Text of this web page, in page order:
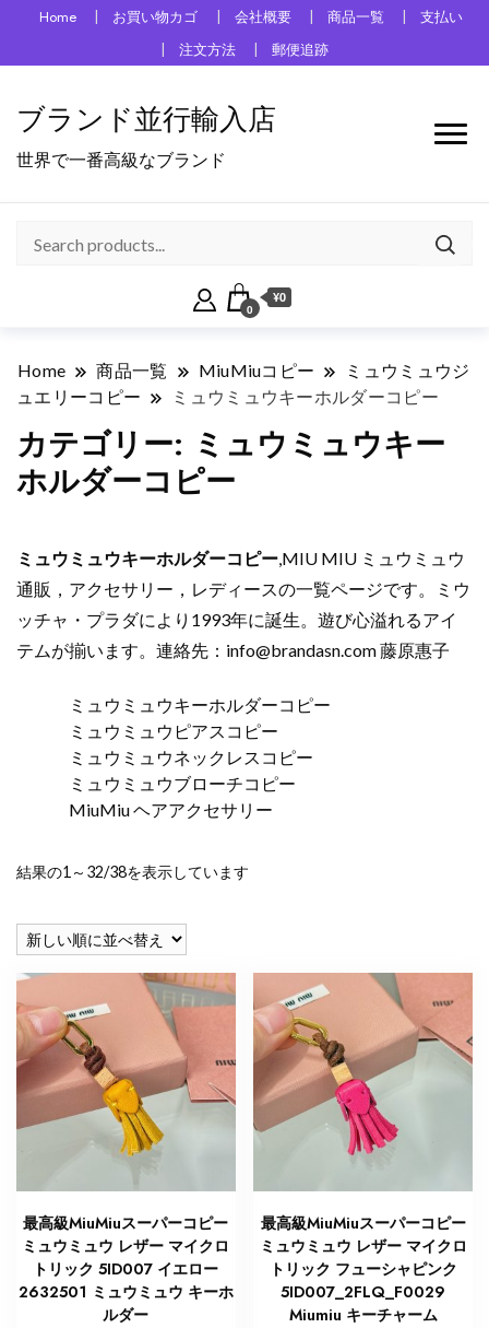
Home お買い物カゴ 会社概要 商品一覧
支払い
注文方法
郵便追跡
ブランド並行輸入店
世界で一番高級なブランド
0
¥0
Home 商品一覧 MiuMiuコピー
ミュウミュウジ
ュエリーコピー
ミュウミュウキーホルダーコピー
カテゴリー: ミュウミュウキー
ホルダーコピー
ミュウミュウキーホルダーコピー,MIU MIU ミュウミュウ
通販，アクセサリー，レディースの一覧ページです。ミウ
ッチャ・プラダにより1993年に誕生。遊び心溢れるアイ
テムが揃います。連絡先： info@brandasn.com藤原惠子
ミュウミュウキーホルダーコピー
ミュウミュウピアスコピー
ミュウミュウネックレスコピー
ミュウミュウブローチコピー
MiuMiu ヘアアクセサリー
結果の1～32/38を表示しています
最高級MiuMiuスーパーコピー
ミュウミュウ レザー マイクロ
トリック 5ID007 イエロー
2632501 ミュウミュウ キーホ
ルダー
最高級MiuMiuスーパーコピー
ミュウミュウ レザー マイクロ
トリック フューシャピンク
5ID007_2FLQ_F0029
Miumiu キーチャーム